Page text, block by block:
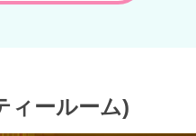
ィールーム)